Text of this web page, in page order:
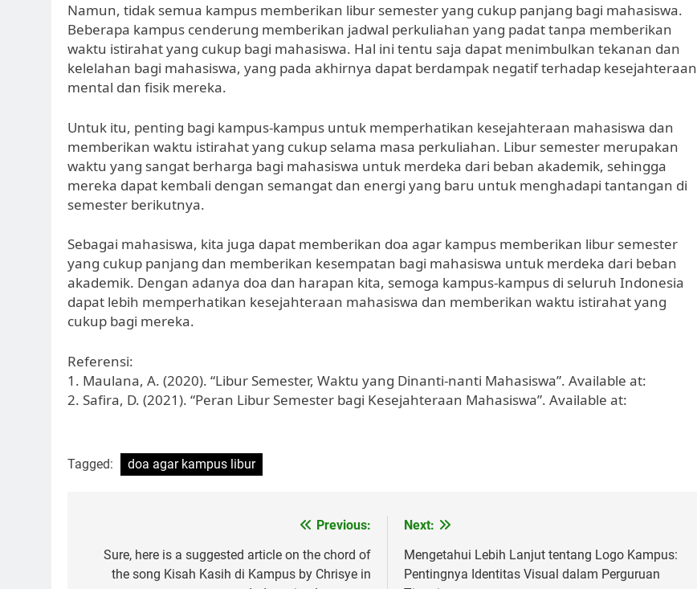
Namun, tidak semua kampus memberikan libur semester yang cukup panjang bagi mahasiswa.
Beberapa kampus cenderung memberikan jadwal perkuliahan yang padat tanpa memberikan
waktu istirahat yang cukup bagi mahasiswa. Hal ini tentu saja dapat menimbulkan tekanan dan
kelelahan bagi mahasiswa, yang pada akhirnya dapat berdampak negatif terhadap kesejahteraan
mental dan fisik mereka.
Untuk itu, penting bagi kampus-kampus untuk memperhatikan kesejahteraan mahasiswa dan
memberikan waktu istirahat yang cukup selama masa perkuliahan. Libur semester merupakan
waktu yang sangat berharga bagi mahasiswa untuk merdeka dari beban akademik, sehingga
mereka dapat kembali dengan semangat dan energi yang baru untuk menghadapi tantangan di
semester berikutnya.
Sebagai mahasiswa, kita juga dapat memberikan doa agar kampus memberikan libur semester
yang cukup panjang dan memberikan kesempatan bagi mahasiswa untuk merdeka dari beban
akademik. Dengan adanya doa dan harapan kita, semoga kampus-kampus di seluruh Indonesia
dapat lebih memperhatikan kesejahteraan mahasiswa dan memberikan waktu istirahat yang
cukup bagi mereka.
Referensi:
1. Maulana, A. (2020). “Libur Semester, Waktu yang Dinanti-nanti Mahasiswa”. Available at:
2. Safira, D. (2021). “Peran Libur Semester bagi Kesejahteraan Mahasiswa”. Available at:
Tagged: doa agar kampus libur
navigation
Previous:
Sure, here is a suggested article on the chord of
the song Kisah Kasih di Kampus by Chrisye in
Next:
Mengetahui Lebih Lanjut tentang Logo Kampus:
Pentingnya Identitas Visual dalam Perguruan